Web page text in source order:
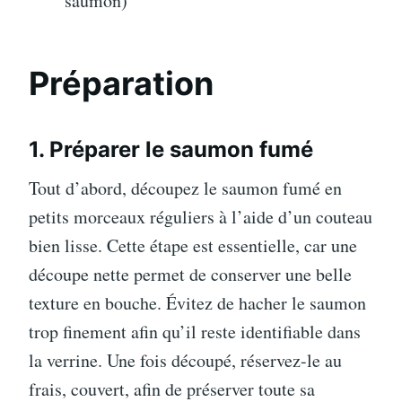
Préparation
1. Préparer le saumon fumé
Tout d’abord, découpez le saumon fumé en
petits morceaux réguliers à l’aide d’un couteau
bien lisse. Cette étape est essentielle, car une
découpe nette permet de conserver une belle
texture en bouche. Évitez de hacher le saumon
trop finement afin qu’il reste identifiable dans
la verrine. Une fois découpé, réservez-le au
frais, couvert, afin de préserver toute sa